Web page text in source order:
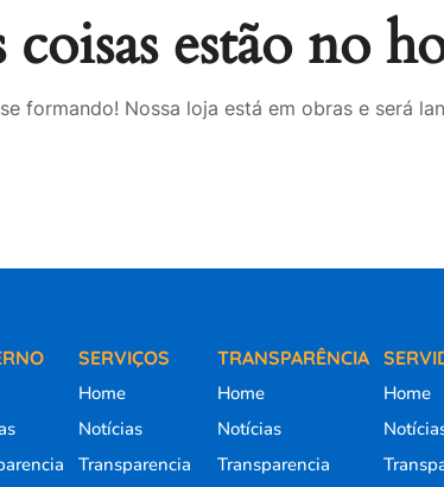
coisas estão no
formando! Nossa loja está em obras e será
SERVIÇOS
Home
Notícias
Transparencia
TRANSPARÊNCIA
Home
Notícias
Transparencia
Home